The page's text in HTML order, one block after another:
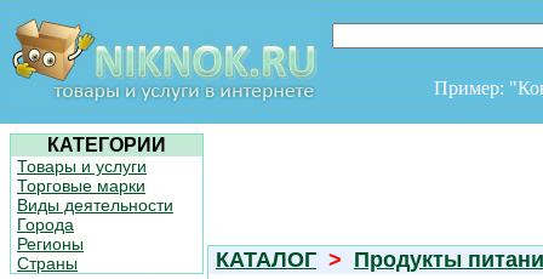
Пример:
КАТЕГОРИИ
Товары и услуги
Торговые марки
Виды деятельности
Города
Регионы
Страны
КАТАЛОГ > Продукты